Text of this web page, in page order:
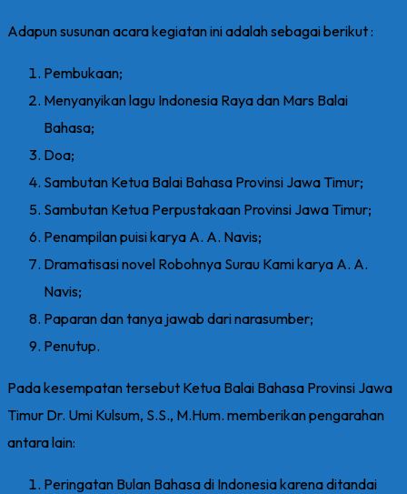
Adapun susunan acara kegiatan ini adalah sebagai berikut :
Pembukaan;
Menyanyikan lagu Indonesia Raya dan Mars Balai
Bahasa;
Doa;
Sambutan Ketua Balai Bahasa Provinsi Jawa Timur;
Sambutan Ketua Perpustakaan Provinsi Jawa Timur;
Penampilan puisi karya A. A. Navis;
Dramatisasi novel Robohnya Surau Kami karya A. A.
Navis;
Paparan dan tanya jawab dari narasumber;
Penutup.
Pada kesempatan tersebut Ketua Balai Bahasa Provinsi Jawa
Timur Dr. Umi Kulsum, S.S., M.Hum. memberikan pengarahan
antara lain:
Peringatan Bulan Bahasa di Indonesia karena ditandai